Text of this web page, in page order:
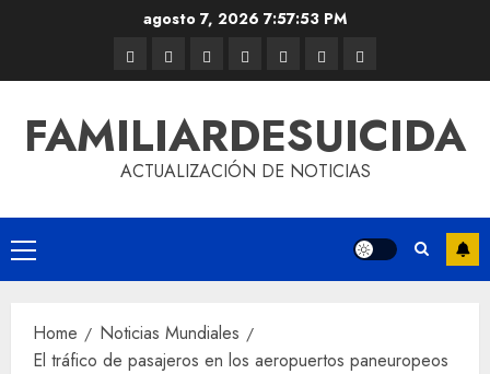
agosto 7, 2026 7:57:53 PM
FAMILIARDESUICIDA
ACTUALIZACIÓN DE NOTICIAS
Home
Noticias Mundiales
El tráfico de pasajeros en los aeropuertos paneuropeos